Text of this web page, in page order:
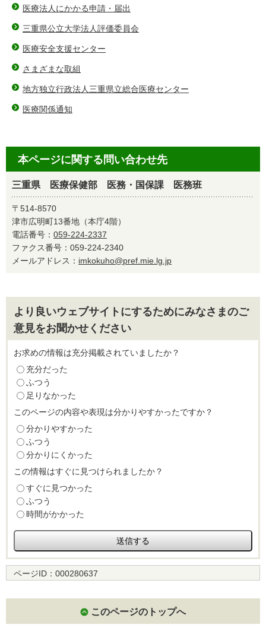
医療法人にかかる申請・届出
三重県公立大学法人評価委員会
医療安全支援センター
さまざまな取組
地方独立行政法人三重県立総合医療センター
医療関係通知
本ページに関する問い合わせ先
三重県 医療保健部 医務・国保課 医務班
〒514-8570
津市広明町13番地（本庁4階）
電話番号： 059-224-2337
ファクス番号：059-224-2340
メールアドレス： imkokuho@pref.mie.lg.jp
より良いウェブサイトにするためにみなさまのご
意見をお聞かせください
お求めの情報は充分掲載されていましたか？
充分だった
ふつう
足りなかった
このページの内容や表現は分かりやすかったですか？
分かりやすかった
ふつう
分かりにくかった
この情報はすぐに見つけられましたか？
すぐに見つかった
ふつう
時間がかかった
ページID： 000280637
このページのトップへ